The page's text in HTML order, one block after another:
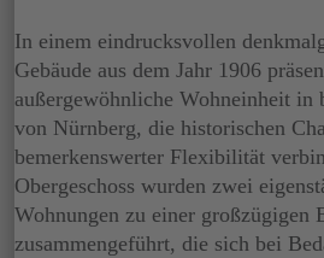
In einem eindrucksvollen
Gebäude aus dem Jahr 1906
außergewöhnliche Wohneinheit in
von Nürnberg, die historischen
bemerkenswerter Flexibilität
Obergeschoss wurden zwei
Wohnungen zu einer großzügigen
zusammengeführt, die sich bei